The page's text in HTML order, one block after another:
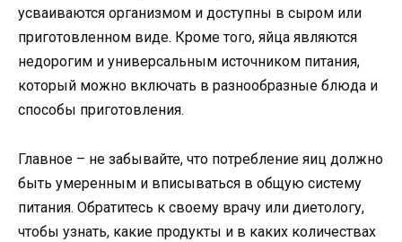
усваиваются организмом и доступны в сыром или
приготовленном виде. Кроме того, яйца являются
недорогим и универсальным источником питания,
который можно включать в разнообразные блюда и
способы приготовления.
Главное – не забывайте, что потребление яиц должно
быть умеренным и вписываться в общую систему
питания. Обратитесь к своему врачу или диетологу,
чтобы узнать, какие продукты и в каких количествах